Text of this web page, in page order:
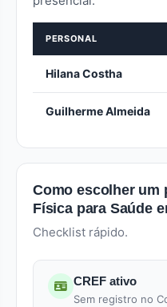
PERSONAL
Hilana Costha
Guilherme Almeida
Como escolher um
Física para Saúde
Checklist rápido.
CREF ativo
Sem registro no